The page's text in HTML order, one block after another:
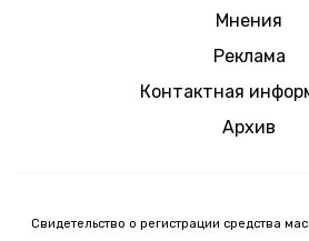
Мнения
Реклама
Контактная
Архив
Свидетельство о регистрации средства